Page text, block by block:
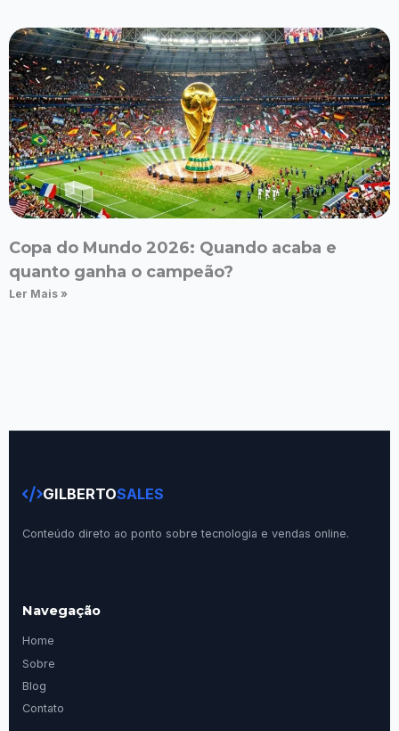
Copa do Mundo 2026: Quando acaba e
quanto ganha o campeão?
Ler Mais »
GILBERTOSALES
Conteúdo direto ao ponto sobre tecnologia e vendas online.
Navegação
Home
Sobre
Blog
Contato